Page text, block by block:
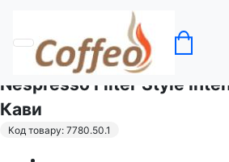
Кава в капсулах
Nespresso Filter Style
Кави
Код товару: 7780.50.1